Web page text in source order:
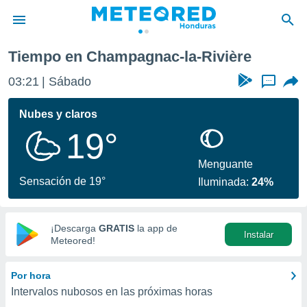
de
ha sido
calidad.
a este
las
y
digital
basada
Tiempo en Champagnac-la-Rivière
03:21 Sábado ...
Nubes y claros
19°
Sensación de 19°
Menguante
Iluminada:24%
¡Descarga GRATIS la app de
Meteored!
Instalar
Por hora
Intervalos nubosos en las próximas horas